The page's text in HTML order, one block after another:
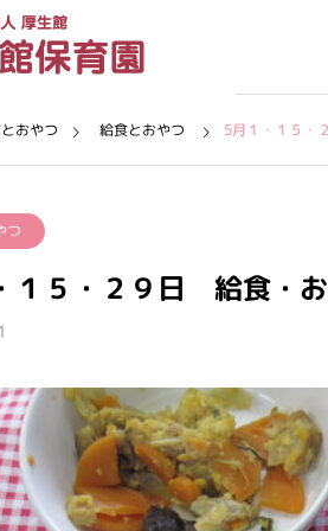
ついて
ついて
保育内容
おやつ 給食とおやつ 5月１・１５・
つ
１５・２９日 給食・